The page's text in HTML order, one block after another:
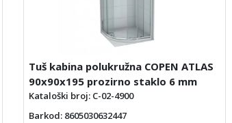
Tuš kabina polukružna COPEN ATLAS
90x90x195 prozirno staklo 6 mm
Kataloški broj: C-02-4900
Barkod: 8605030632447